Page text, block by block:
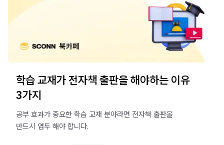
학습 교재가 전자책 출판을 해야하는 이유
3가지
공부 효과가 중요한 학습 교재 분야라면 전자책 출판을
반드시 염두 해야 합니다.